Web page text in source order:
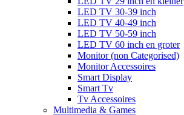
LED TV 30-39 inch
LED TV 40-49 inch
LED TV 50-59 inch
LED TV 60 inch en groter
Monitor (non Categorised)
Monitor Accessoires
Smart Display
Smart Tv
Tv Accessoires
Multimedia & Games